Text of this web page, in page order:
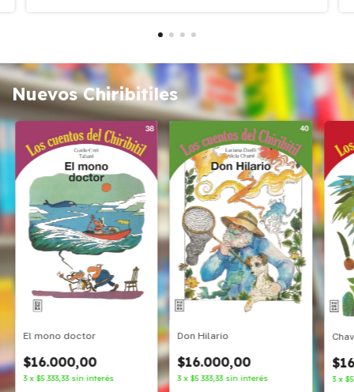
Nuevos Chiribitiles
El mono doctor
$16.000,00
3 x $5.333,33 sin interés
Don Hilario
$16.000,00
3 x$5.333,33 sin interés 3 x